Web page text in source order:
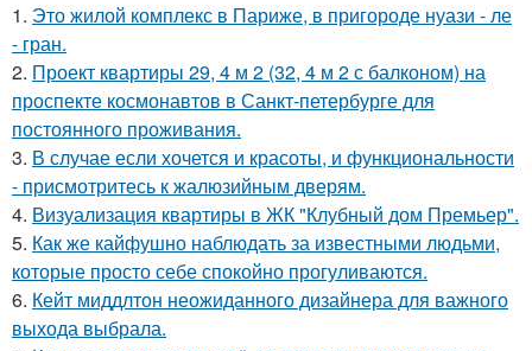
1. Это жилой комплекс в Париже, в пригороде нуази - ле
- гран.
2. Проект квартиры 29, 4 м 2 (32, 4 м 2 с балконом) на
проспекте космонавтов в Санкт-петербурге для
постоянного проживания.
3. В случае если хочется и красоты, и функциональности
- присмотритесь к жалюзийным дверям.
4. Визуализация квартиры в ЖК "Клубный дом Премьер".
5. Как же кайфушно наблюдать за известными людьми,
которые просто себе спокойно прогуливаются.
6. Кейт миддлтон неожиданного дизайнера для важного
выхода выбрала.